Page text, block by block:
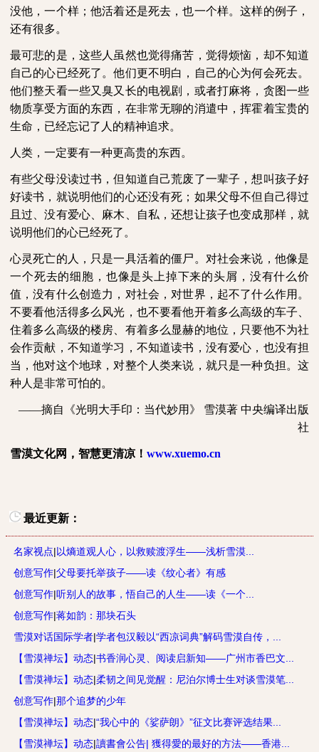
没他，一个样；他活着还是死去，也一个样。这样的例子，
还有很多。
最可悲的是，这些人虽然也觉得痛苦，觉得烦恼，却不知道
自己的心已经死了。他们更不明白，自己的心为何会死去。
他们整天看一些又臭又长的电视剧，或者打麻将，贪图一些
物质享受方面的东西，在非常无聊的消遣中，挥霍着宝贵的
生命，已经忘记了人的精神追求。
人类，一定要有一种更高贵的东西。
有些父母没读过书，但知道自己荒废了一辈子，想叫孩子好
好读书，就说明他们的心还没有死；如果父母不但自己得过
且过、没有爱心、麻木、自私，还想让孩子也变成那样，就
说明他们的心已经死了。
心灵死亡的人，只是一具活着的僵尸。对社会来说，他像是
一个死去的细胞，也像是头上掉下来的头屑，没有什么价
值，没有什么创造力，对社会，对世界，起不了什么作用。
不要看他活得多么风光，也不要看他开着多么高级的车子、
住着多么高级的楼房、有着多么显赫的地位，只要他不为社
会作贡献，不知道学习，不知道读书，没有爱心，也没有担
当，他对这个地球，对整个人类来说，就只是一种负担。这
种人是非常可怕的。
——摘自《光明大手印：当代妙用》 雪漠著 中央编译出版
社
雪漠文化网，智慧更清凉！ www.xuemo.cn
最近更新：
名家视点|以熵道观人心，以救赎渡浮生——浅析雪漠...
创意写作|父母要托举孩子——读《纹心者》有感
创意写作|听别人的故事，悟自己的人生——读《一个...
创意写作|蒋如韵：那块石头
雪漠对话国际学者|学者包汉毅以“西凉词典”解码雪漠自传，...
【雪漠禅坛】动态|书香润心灵、阅读启新知——广州市香巴文...
【雪漠禅坛】动态|柔韧之间见觉醒：尼泊尔博士生对谈雪漠笔...
创意写作|那个追梦的少年
【雪漠禅坛】动态|“我心中的《娑萨朗》”征文比赛评选结果...
【雪漠禅坛】动态|讀書會公告| 獲得愛的最好的方法——香港...